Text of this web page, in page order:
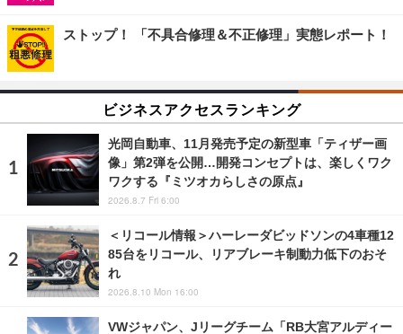
ストップ！ 「不具合修理＆不正修理」実態レポート！
ビジネスアクセスランキング
光岡自動車、11月発売予定の新型車「ティザー画
像」第2弾を公開…開発コンセプトは、楽しくワク
ワクする『ミツオカらしさの原点』
2026.8.7 Fri 6:00
＜リコール情報＞ハーレーダビッドソンの4車種12
85台をリコール、リアブレーキ制動力低下のおそ
れ
2026.8.10 Mon 16:00
VWジャパン、Jリーグチーム「RB大宮アルディー